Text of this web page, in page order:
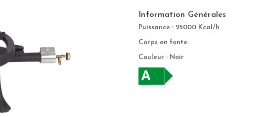
Information Générales
Puissance : 25000 Kcal/h
Corps en fonte
Couleur : Noir